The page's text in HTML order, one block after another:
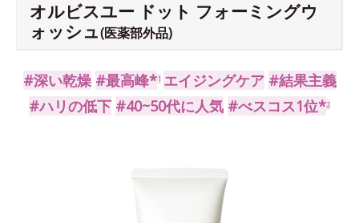
オルビスユー ドット フォーミングウ
ォッシュ(医薬部外品)
#深い乾燥 #最高峰*1 エイジングケア #結果主義
#ハリの低下 #40~50代に人気 #べスコス1位*2